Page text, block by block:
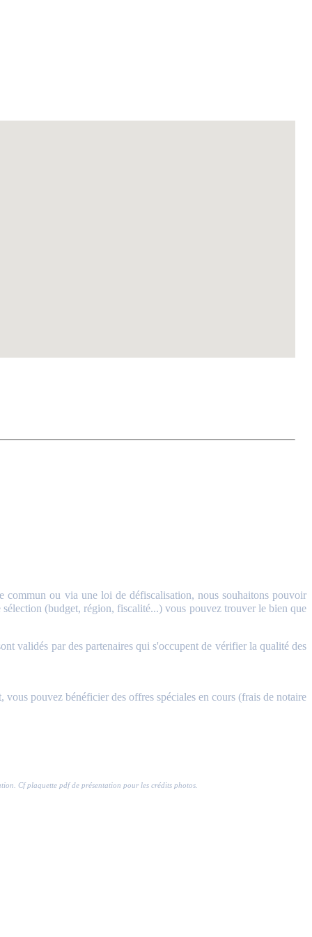
commun ou via une loi de défiscalisation, nous souhaitons pouvoir
(budget, région, fiscalité...) vous pouvez trouver le bien que
validés par des partenaires qui s'occupent de vérifier la qualité des
pouvez bénéficier des offres spéciales en cours (frais de notaire
Cf plaquette pdf de présentation pour les crédits photos.